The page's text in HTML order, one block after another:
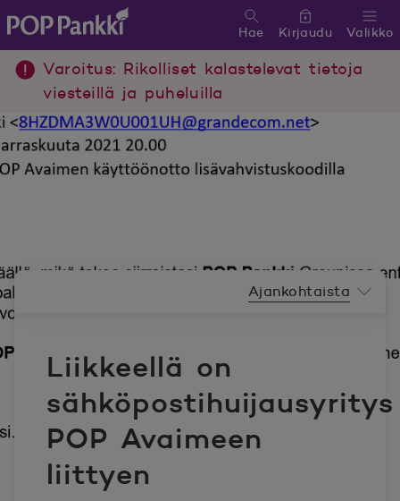
POP Pankki, etusivulle
Valikko
Hae Kirjaudu
Varoitus: Rikolliset kalastelevat tietoja
viesteillä ja puheluilla
Liikkeellä on
sähköpostihuijausyritys
POP Avaimeen
liittyen
Ajankohtaista